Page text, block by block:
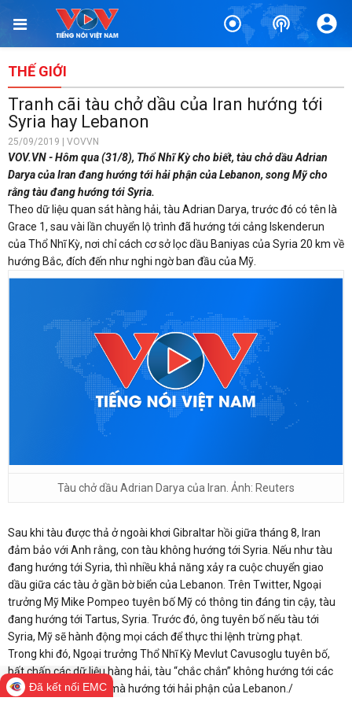
THẾ GIỚI
Tranh cãi tàu chở dầu của Iran hướng tới
Syria hay Lebanon
25/09/2019 | VOVVN
VOV.VN - Hôm qua (31/8), Thổ Nhĩ Kỳ cho biết, tàu chở dầu Adrian
Darya của Iran đang hướng tới hải phận của Lebanon, song Mỹ cho
rằng tàu đang hướng tới Syria.
Theo dữ liệu quan sát hàng hải, tàu Adrian Darya, trước đó có tên là
Grace 1, sau vài lần chuyển lộ trình đã hướng tới cảng Iskenderun
của Thổ Nhĩ Kỳ, nơi chỉ cách cơ sở lọc dầu Baniyas của Syria 20 km về
hướng Bắc, đích đến như nghi ngờ ban đầu của Mỹ.
Tàu chở dầu Adrian Darya của Iran. Ảnh: Reuters
Sau khi tàu được thả ở ngoài khơi Gibraltar hồi giữa tháng 8, Iran
đảm bảo với Anh rằng, con tàu không hướng tới Syria. Nếu như tàu
đang hướng tới Syria, thì nhiều khả năng xảy ra cuộc chuyển giao
dầu giữa các tàu ở gần bờ biển của Lebanon. Trên Twitter, Ngoại
trưởng Mỹ Mike Pompeo tuyên bố Mỹ có thông tin đáng tin cậy, tàu
đang hướng tới Tartus, Syria. Trước đó, ông tuyên bố nếu tàu tới
Syria, Mỹ sẽ hành động mọi cách để thực thi lệnh trừng phạt.
Trong khi đó, Ngoại trưởng Thổ Nhĩ Kỳ Mevlut Cavusoglu tuyên bố,
bất chấp các dữ liệu hàng hải, tàu “chắc chắn” không hướng tới các
cảng của Thổ Nhĩ Kỳ mà hướng tới hải phận của Lebanon./
Đã kết nối EMC